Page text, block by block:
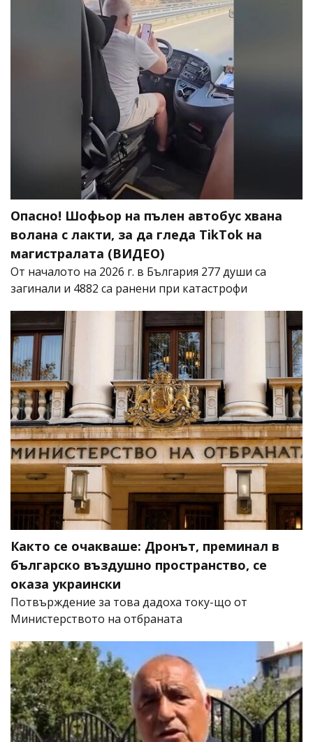
Опасно! Шофьор на пълен автобус хвана
волана с лакти, за да гледа TikTok на
магистралата (ВИДЕО)
От началото на 2026 г. в България 277 души са
загинали и 4882 са ранени при катастрофи
Както се очакваше: Дронът, преминал в
българско въздушно пространство, се
оказа украински
Потвърждение за това дадоха току-що от
Министерството на отбраната